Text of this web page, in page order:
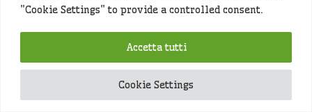
"Cookie Settings" to provide a controlled consent.
Cookie Settings
Accetta tutti
Facebook WhatsApp X